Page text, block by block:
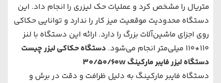
متریال را مشخص کرد و عملیات حک لیزری را انجام داد. این
دستگاه محدودیت موقعیت میز کار را ندارد و توانایی حکاکی
روی اجزای ماشین‌آلات بزرگ را دارد. ارائه این دستگاه با لنز
110*110 میلی‌متر انجام می‌شود.
دستگاه حکاکی لیزر چیست
دستگاه لیزر فایبر مارکینگ 30/50/60w
دستگاه فایبر مارکینگ به دلیل ظرافت و دقت در برش و